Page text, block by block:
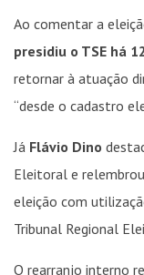
Ao comentar a
presidiu o TSE há
retornar à atuação
“desde o cadastro
Já Flávio Dino
Eleitoral e
eleição com
Tribunal Regional
O rearranjo interno